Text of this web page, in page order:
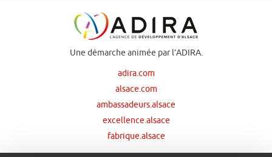
Une démarche animée par l’ADIRA.
adira.com
alsace.com
ambassadeurs.alsace
excellence.alsace
fabrique.alsace